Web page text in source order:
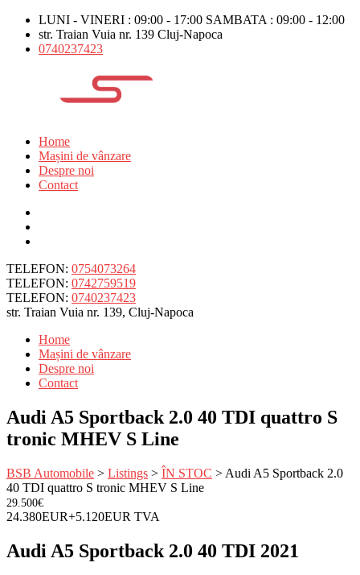
LUNI - VINERI : 09:00 - 17:00 SAMBATA : 09:00 - 12:00
str. Traian Vuia nr. 139 Cluj-Napoca
0740237423
Home
Mașini de vânzare
Despre noi
Contact
TELEFON: 0754073264
TELEFON: 0742759519
TELEFON: 0740237423
str. Traian Vuia nr. 139, Cluj-Napoca
Home
Mașini de vânzare
Despre noi
Contact
Audi A5 Sportback 2.0 40 TDI quattro S
tronic MHEV S Line
BSB Automobile > Listings > ÎN STOC > Audi A5 Sportback 2.0
40 TDI quattro S tronic MHEV S Line
29.500€
24.380EUR+5.120EUR TVA
Audi A5 Sportback 2.0 40 TDI 2021